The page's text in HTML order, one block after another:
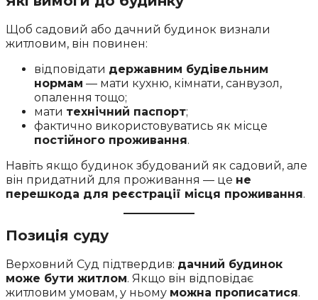
Щоб садовий або дачний будинок визнали
житловим, він повинен:
відповідати державним будівельним
нормам — мати кухню, кімнати, санвузол,
опалення тощо;
мати технічний паспорт;
фактично використовуватись як місце
постійного проживання.
Навіть якщо будинок збудований як садовий, але
він придатний для проживання — це не
перешкода для реєстрації місця проживання.
Позиція суду
Верховний Суд підтвердив: дачний будинок
може бути житлом. Якщо він відповідає
житловим умовам, у ньому можна прописатися.